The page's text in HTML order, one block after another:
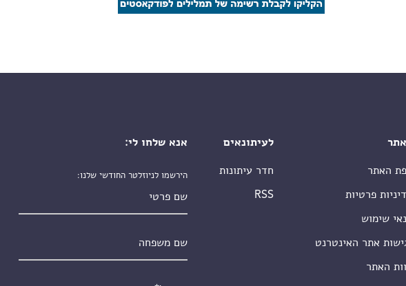
האתר
פרטיות
שימוש
אתר האינטרנט
האתר
לעיתונאים
חדר עיתונות
RSS
אנא שלחו לי:
הירשמו לניוזלטר החודשי שלנו: